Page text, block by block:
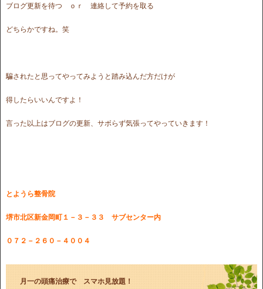
ブログ更新を待つ ｏｒ 連絡して予約を取る
どちらかですね。笑
騙されたと思ってやってみようと踏み込んだ方だけが
得したらいいんですよ！
言った以上はブログの更新、サボらず気張ってやっていきます！
とようら整骨院
堺市北区新金岡町１－３－３３ サブセンター内
０７２－２６０－４００４
月一の頭痛治療で スマホ見放題！